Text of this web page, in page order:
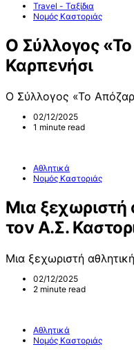
Travel - Ταξίδια
Νομός Καστοριάς
Ο Σύλλογος
Καρπενήσι
Ο Σύλλογος «Το
02/12/2025
1 minute read
Αθλητικά
Νομός Καστοριάς
Μια ξεχωριστή
τον Α.Σ.
Μια ξεχωριστή
02/12/2025
2 minute read
Αθλητικά
Νομός Καστοριάς